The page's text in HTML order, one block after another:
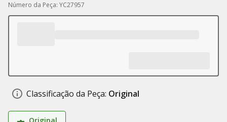
Número da Peça: YC27957
Classificação da Peça: Original